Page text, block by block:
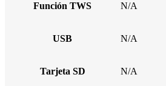
Función TWS N/A
USB N/A
Tarjeta SD N/A